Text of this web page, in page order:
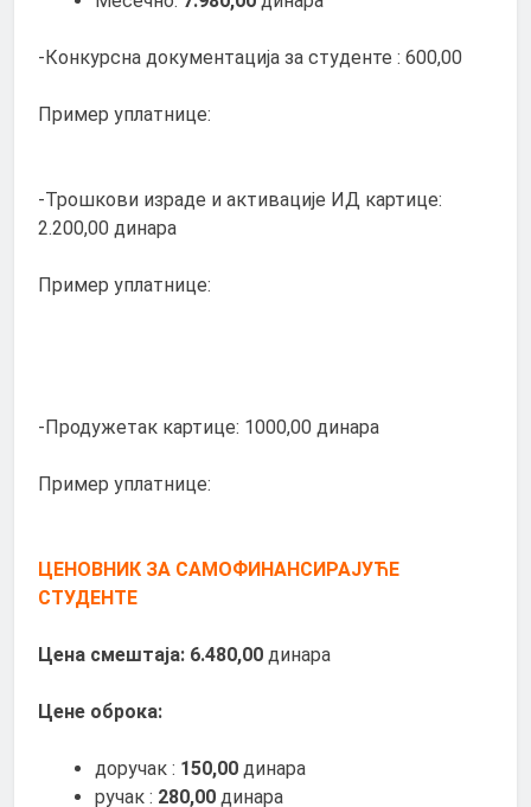
-Конкурсна документација за студенте : 600,00
Пример уплатнице:
-Трошкови израде и активације ИД картице:
2.200,00 динара
Пример уплатнице:
-Продужетак картице: 1000,00 динара
Пример уплатнице:
ЦЕНОВНИК ЗА САМОФИНАНСИРАЈУЋЕ
СТУДЕНТЕ
Цена смештаја: 6.480,00 динара
Цене оброка:
доручак : 150,00 динара
ручак : 280,00 динара